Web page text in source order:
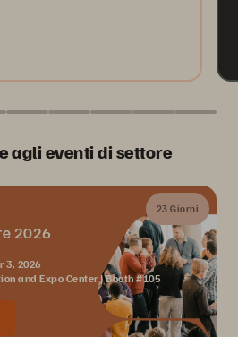
agli eventi di settore
23 Giorni
2026
3, 2026
and Expo Center | Booth #105